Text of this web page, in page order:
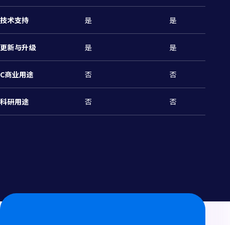
技术支持 是 是
更新与升级 是 是
C商业用途 否 否
科研用途 否 否